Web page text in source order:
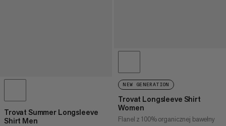
Trovat Summer Longsleeve
Shirt Men
NEW GENERATION
Trovat Longsleeve Shirt
Women
Flanel z 100% organicznej bawełny